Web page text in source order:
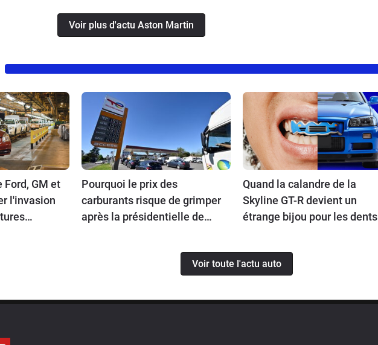
Voir plus d'actu Aston Martin
Ford, GM et
l'invasion
Pourquoi le prix des
carburants risque de grimper
après la présidentielle de
Quand la calandre de la
Skyline GT-R devient un
étrange bijou pour les dents
Voir toute l'actu auto